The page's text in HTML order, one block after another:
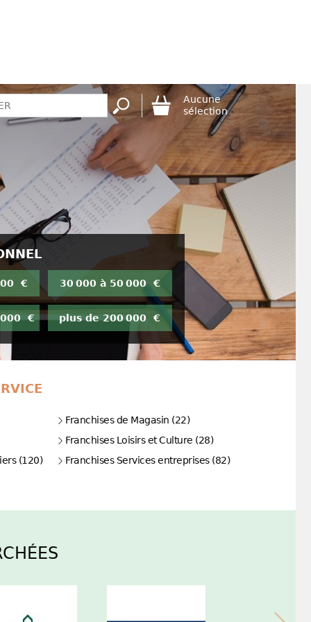
Aucune
sélection
€ 30 000 à 50 000 €
000 € plus de 200 000 €
Franchises de Magasin (22)
Franchises Loisirs et Culture (28)
(120)
Franchises Services entreprises (82)